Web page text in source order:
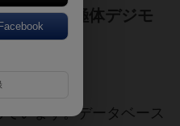
べる。究極体デジモ
さい
います。データベース
Facebook